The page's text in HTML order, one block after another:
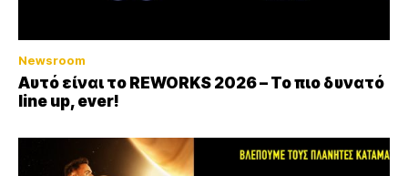
Newsroom
Αυτό είναι το REWORKS 2026 – Το πιο δυνατό
line up, ever!